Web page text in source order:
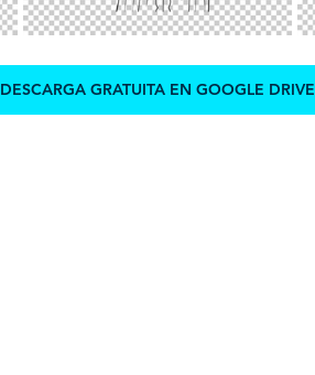
DESCARGA GRATUITA EN GOOGLE DRIVE